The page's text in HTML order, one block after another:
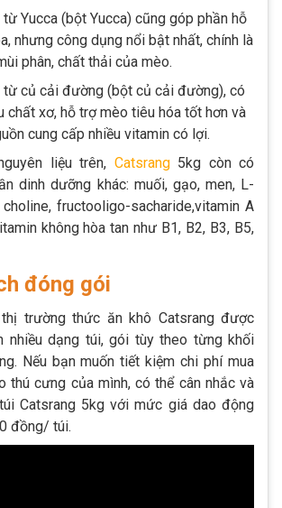
Yucca (bột Yucca) cũng góp phần hỗ
nhưng công dụng nổi bật nhất, chính là
phân, chất thải của mèo.
từ củ cải đường (bột củ cải đường), có
chất xơ, hỗ trợ mèo tiêu hóa tốt hơn và
cung cấp nhiều vitamin có lợi.
liệu trên, Catsrang5kg còn có
dinh dưỡng khác: muối, gạo, men, L-
fructooligo-sacharide,vitamin A
không hòa tan như B1, B2, B3, B5,
đóng gói
thị trường thức ăn khô Catsrang được
nhiều dạng túi, gói tùy theo từng khối
Nếu bạn muốn tiết kiệm chi phí mua
thú cưng của mình, có thể cân nhắc và
Catsrang 5kg với mức giá dao động
đồng/ túi.